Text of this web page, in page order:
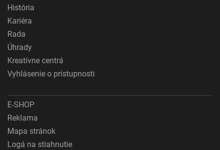
História
Kariéra
Rada
Úhrady
Kreatívne centrá
Vyhlásenie o prístupnosti
E-SHOP
Reklama
Mapa stránok
Logá na stiahnutie